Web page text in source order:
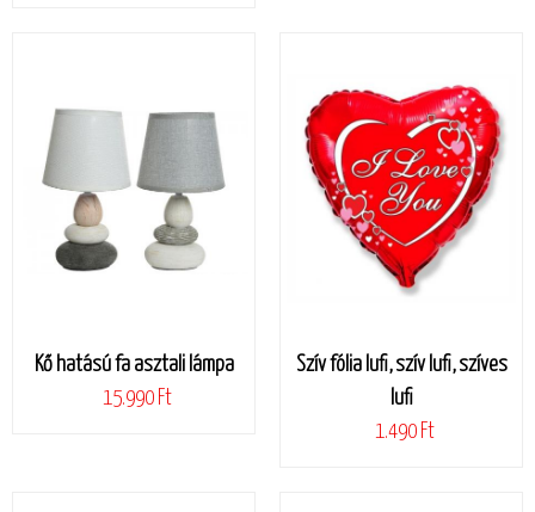
Kő hatású fa asztali lámpa
15.990 Ft
Szív fólia lufi, szív lufi, szíves
lufi
1.490 Ft